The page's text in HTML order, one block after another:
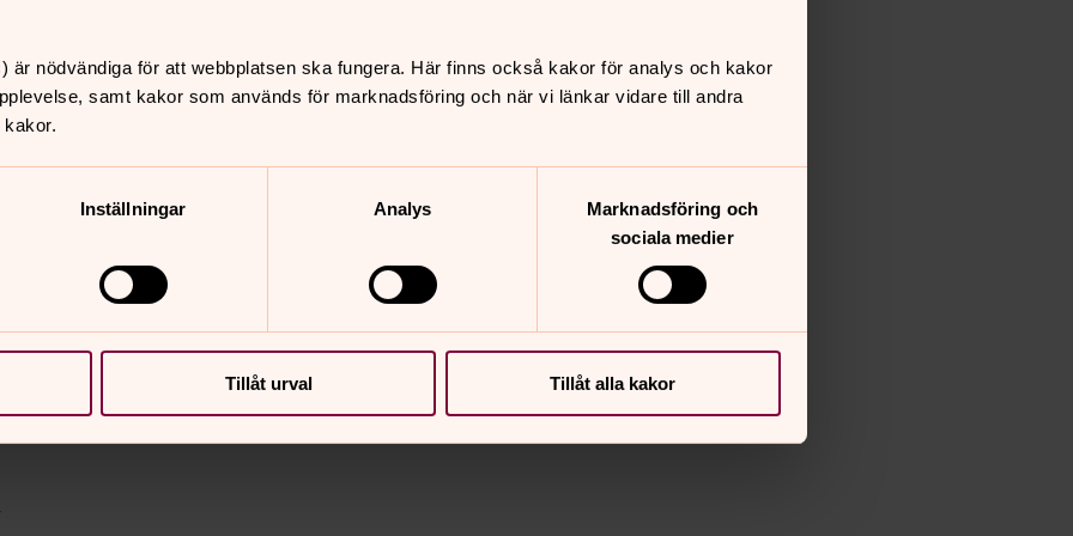
är nödvändiga för att webbplatsen ska fungera. Här finns också kakor för analys och kakor
samt kakor som används för marknadsföring och när vi länkar vidare till andra
Inställningar Analys
Marknadsföring och
sociala medier
Tillåt urval Tillåt alla kakor
ordning
kyrkans tro som förberedelser